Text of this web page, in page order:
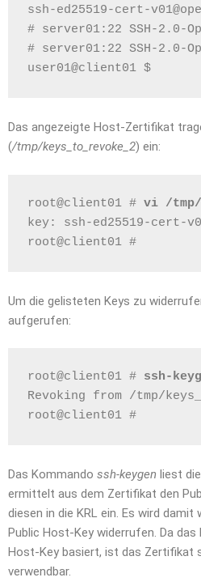
ssh-ed25519-cert-
# server01:22 SSH-2.0-
# server01:22 SSH-2.0-
user01@client01 $
Das angezeigte Host-Zertifikat
(/tmp/keys_to_revoke_2) ein:
root@client01 # vi /tmp/
key: ssh-ed25519-cert-
root@client01 #
Um die gelisteten Keys zu
aufgerufen:
root@client01 # ssh-
Revoking from /tmp/
root@client01 #
Das Kommando ssh-keygen liest
ermittelt aus dem Zertifikat den
diesen in die KRL ein. Es wird
Public Host-Key widerrufen. Da
Host-Key basiert, ist das Zertifikat
verwendbar.